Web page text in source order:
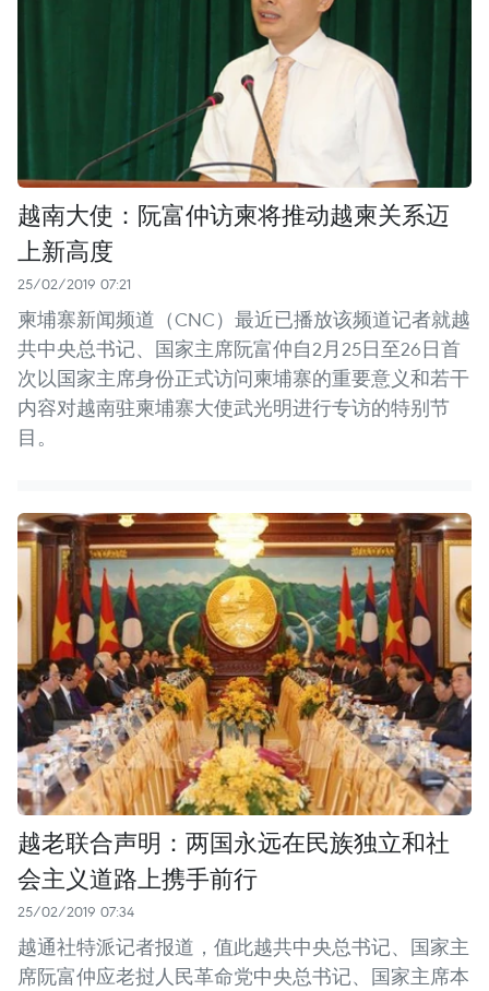
越南大使：阮富仲访柬将推动越柬关系迈
上新高度
25/02/2019 07:21
柬埔寨新闻频道（CNC）最近已播放该频道记者就越
共中央总书记、国家主席阮富仲自2月25日至26日首
次以国家主席身份正式访问柬埔寨的重要意义和若干
内容对越南驻柬埔寨大使武光明进行专访的特别节
目。
越老联合声明：两国永远在民族独立和社
会主义道路上携手前行
25/02/2019 07:34
越通社特派记者报道，值此越共中央总书记、国家主
席阮富仲应老挝人民革命党中央总书记、国家主席本